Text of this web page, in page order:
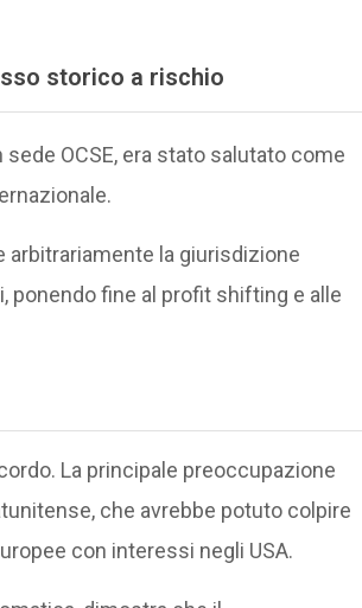
storico a rischio
OCSE, era stato salutato come
arbitrariamente la giurisdizione
ponendo fine al profit shifting e alle
La principale preoccupazione
che avrebbe potuto colpire
con interessi negli USA.